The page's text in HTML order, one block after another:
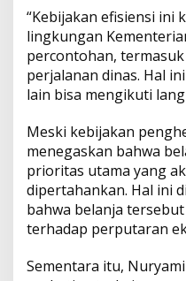
“Kebijakan efisiensi ini
lingkungan
percontohan,
perjalanan dinas. Hal
lain bisa mengikuti
Meski kebijakan
menegaskan bahwa
prioritas utama yang
dipertahankan. Hal ini
bahwa belanja
terhadap perputaran
Sementara itu,